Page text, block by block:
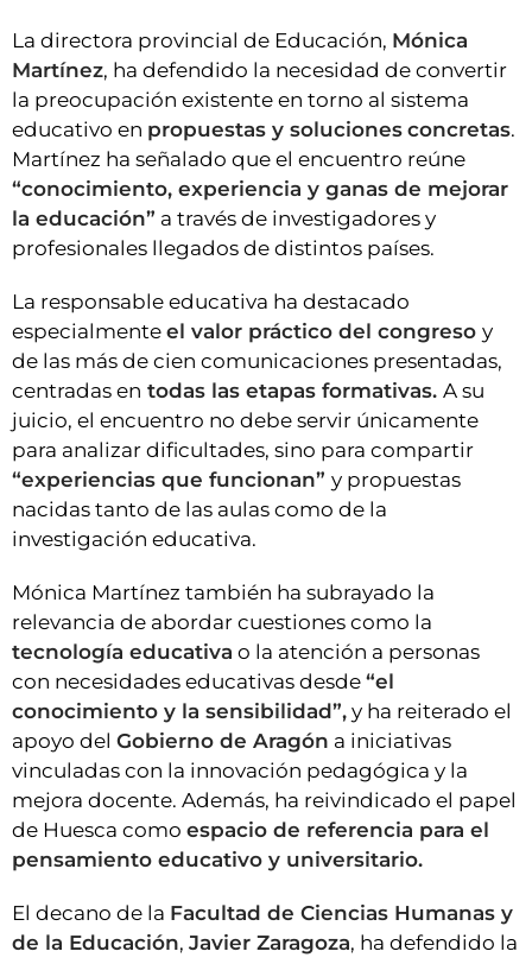
La directora provincial de Educación, Mónica
Martínez, ha defendido la necesidad de convertir
la preocupación existente en torno al sistema
educativo en propuestas y soluciones concretas.
Martínez ha señalado que el encuentro reúne
“conocimiento, experiencia y ganas de mejorar
la educación” a través de investigadores y
profesionales llegados de distintos países.
La responsable educativa ha destacado
especialmente el valor práctico del congreso y
de las más de cien comunicaciones presentadas,
centradas en todas las etapas formativas. A su
juicio, el encuentro no debe servir únicamente
para analizar dificultades, sino para compartir
“experiencias que funcionan” y propuestas
nacidas tanto de las aulas como de la
investigación educativa.
Mónica Martínez también ha subrayado la
relevancia de abordar cuestiones como la
tecnología educativa o la atención a personas
con necesidades educativas desde “el
conocimiento y la sensibilidad”, y ha reiterado el
apoyo del Gobierno de Aragón a iniciativas
vinculadas con la innovación pedagógica y la
mejora docente. Además, ha reivindicado el papel
de Huesca como espacio de referencia para el
pensamiento educativo y universitario.
El decano de la Facultad de Ciencias Humanas y
de la Educación, Javier Zaragoza, ha defendido la